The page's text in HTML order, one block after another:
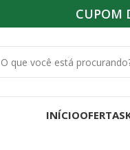
CUPOM
INÍCIOOFERTAS